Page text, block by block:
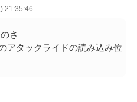
21:35:46
さ
アタックライドの読み込み位